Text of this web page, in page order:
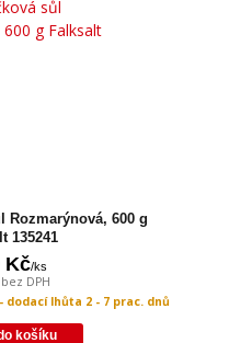
Rozmarýnová, 600 g
135241
Kč/ks
bez DPH
- dodací lhůta 2 - 7 prac. dnů
košíku